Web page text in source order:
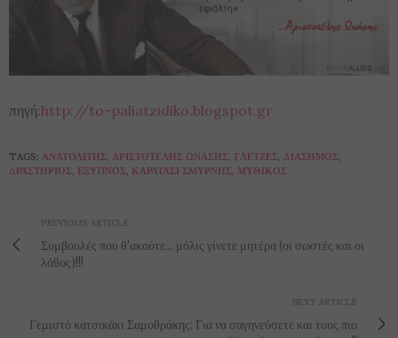
πηγή:http://to-paliatzidiko.blogspot.gr
TAGS: ΑΝΑΤΟΛΊΤΗΣ, ΑΡΙΣΤΟΤΈΛΗΣ ΩΝΆΣΗΣ, ΓΛΕΤΖΈΣ, ΔΙΆΣΗΜΟΣ,
ΔΡΑΣΤΉΡΙΟΣ, ΈΞΥΠΝΟΣ, ΚΑΡΑΤΆΣΙ ΣΜΎΡΝΗΣ, ΜΥΘΙΚΌΣ
PREVIOUS ARTICLE
Συμβουλές που θ'ακούτε... μόλις γίνετε μητέρα (οι σωστές και οι
λάθος)!!!
NEXT ARTICLE
Γεμιστό κατσικάκι Σαμοθράκης: Για να σαγηνεύσετε και τους πιο